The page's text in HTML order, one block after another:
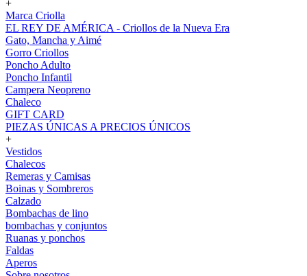
+
Marca Criolla
EL REY DE AMÉRICA - Criollos de la Nueva Era
Gato, Mancha y Aimé
Gorro Criollos
Poncho Adulto
Poncho Infantil
Campera Neopreno
Chaleco
GIFT CARD
PIEZAS ÚNICAS A PRECIOS ÚNICOS
+
Vestidos
Chalecos
Remeras y Camisas
Boinas y Sombreros
Calzado
Bombachas de lino
bombachas y conjuntos
Ruanas y ponchos
Faldas
Aperos